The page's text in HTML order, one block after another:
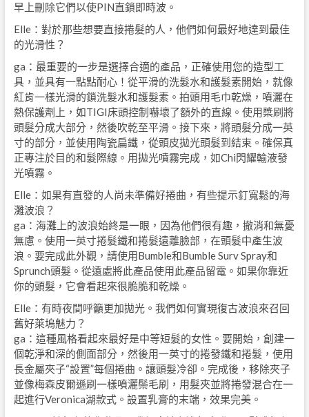
早上刪除它們以使PIN直鎖即時波。
Elle：對於那些想要直接捲髮的人，他們如何最好地達到最佳
的光滑性？
ga：最重要的一步是選擇合適的產品，正確使用您的造型工
具，並具有一點點耐心！從平滑的洗髮水和護髮素開始，就像
紅肯一樣光滑的鎖洗髮水和護髮素。拍頭用毛巾乾燥，噴灑在
熱保護劑上，如TIGI床頭控制嚇壞了額外的直線。使用槳刷將
頭髮分成大部分，然後吹乾至平滑。接下來，將頭髮分成一英
寸的部分，並使用陶瓷扁鐵，從頭皮拋光頭髮到結束。確保真
正專注於目的和髮際線。用拋光噴霧完成，如Chi閃耀輸液發
光噴霧。
Elle：如果有直發的人尚未準備好捲曲，有些提示釘寬鬆的海
灘波浪？
ga：海灘上的波浪始終是一眼，因為他們很有趣，撤消和無憂
無慮。使用一英寸捲髮鐵和捲髮遠離臉部，在頭髮中產生波
浪。要完成此外觀，請使用Bumble和Bumble Surv Spray和
Sprunch頭髮。從遠處將此產品使用此產品留電。如果你靠近
你的頭髮，它會看起來很脆脆和乾燥。
Elle：有時夜間呼籲更加拋光。我們如何實現復古波浪來召回
舊好萊塢魅力？
ga：這種風格看起來最好是中等短髮的女性。要開始，創建一
個乾淨和深的側面部分，然後用一英寸的捲發鐵和捲髮，使用
長金屬夾子“設置”每個捲曲。讓頭髮冷卻。完成後，移除夾子
並像梅森皮爾遜刷一樣噴灑鬃毛刷，用髮夾並將捲發混合在一
起進行Veronica湖款式。設置乳膏的末端，效果完美。